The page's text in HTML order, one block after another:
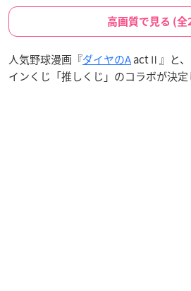
高画質で見る (全
人気野球漫画『ダイヤのAactⅡ』と、
インくじ「推しくじ」のコラボが決定